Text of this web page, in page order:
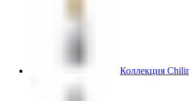
Коллекция